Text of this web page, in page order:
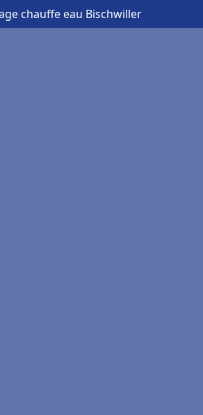
chauffe eau Bischwiller